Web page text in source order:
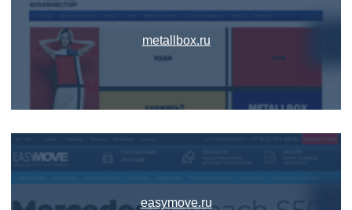
metallbox.ru
easymove.ru